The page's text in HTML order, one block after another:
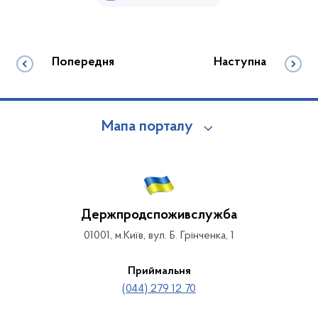
Попередня Наступна
Мапа порталу
Держпродспоживслужба
01001, м.Київ, вул. Б. Грінченка, 1
Приймальня
(044) 279 12 70